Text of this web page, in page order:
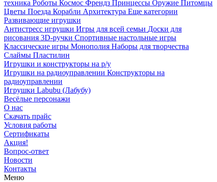
техника Роботы Космос Френдз Принцессы Оружие Питомцы
Цветы Поезда Корабли Архитектура Еще категории
Развивающие игрушки
Антистресс игрушки Игры для всей семьи Доски для
рисования 3D-ручки Спортивные настольные игры
Классические игры Монополия Наборы для творчества
Слаймы Пластилин
Игрушки и конструкторы на р/у
Игрушки на радиоуправлении Конструкторы на
радиоуправлении
Игрушки Labubu (Лабубу)
Весёлые персонажи
О нас
Скачать прайс
Условия работы
Сертификаты
Акция!
Вопрос-ответ
Новости
Контакты
Меню